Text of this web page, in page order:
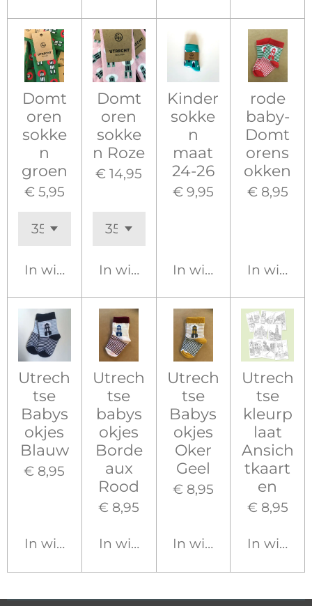
Domt
oren
sokke
n
groen
€ 5,95
In winkelwagen
Domt
oren
sokke
n Roze
€ 14,95
In winkelwagen
Kinder
sokke
n
maat
24-26
€ 9,95
In winkelwagen
rode
baby-
Domt
orens
okken
€ 8,95
In
Utrech
tse
Babys
okjes
Blauw
€ 8,95
In winkelwagen
Utrech
tse
babys
okjes
Borde
aux
Rood
€ 8,95
In winkelwagen
Utrech
tse
Babys
okjes
Oker
Geel
€ 8,95
In winkelwagen
Utrech
tse
kleurp
laat
Ansich
tkaart
en
€ 8,95
In